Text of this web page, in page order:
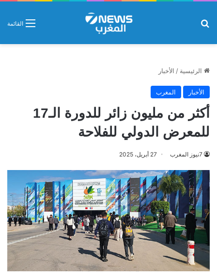
القائمة
الرئيسية / الأخبار
الأخبار المغرب
أكثر من مليون زائر للدورة الـ17
للمعرض الدولي للفلاحة
7نيوز المغرب 27 أبريل، 2025